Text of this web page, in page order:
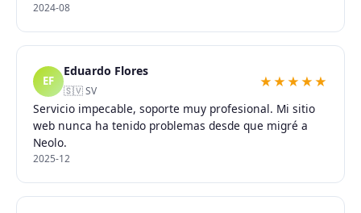
2024-08
EF
Eduardo Flores
🇸🇻 SV
★★★★★
Servicio impecable, soporte muy profesional. Mi sitio
web nunca ha tenido problemas desde que migré a
Neolo.
2025-12